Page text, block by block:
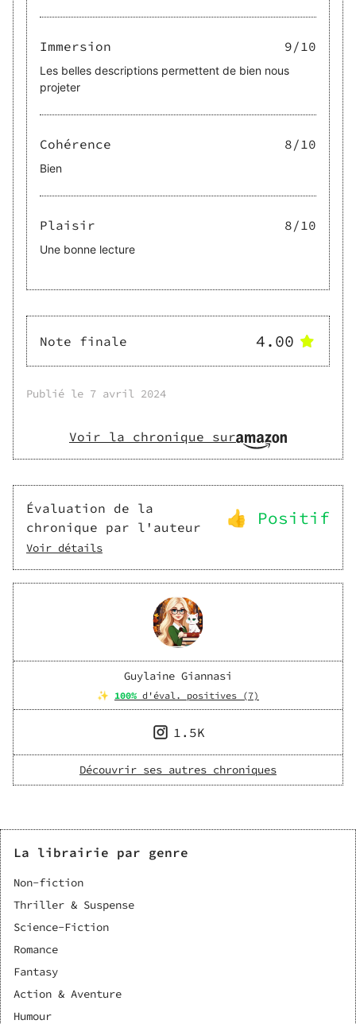
Immersion 9/10
Les belles descriptions permettent de bien nous
projeter
Cohérence 8/10
Bien
Plaisir 8/10
Une bonne lecture
Note finale 4.00
Publié le 7 avril 2024
Voir la chronique sur
Évaluation de la
chronique par l'auteur
👍 Positif
Voir détails
Guylaine Giannasi
✨ 100% d'éval. positives (7)
1.5K
Découvrir ses autres chroniques
La librairie par genre
Non-fiction
Thriller & Suspense
Science-Fiction
Romance
Fantasy
Action & Aventure
Humour